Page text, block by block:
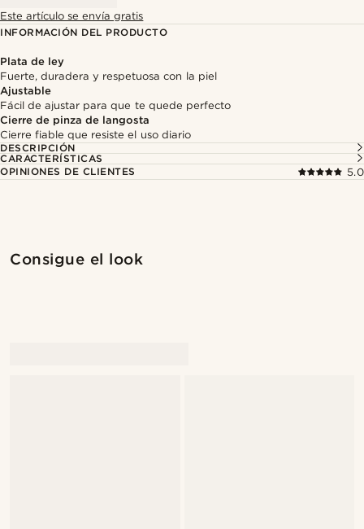
Este artículo se envía gratis
INFORMACIÓN DEL PRODUCTO
Plata de ley
Fuerte, duradera y respetuosa con la piel
Ajustable
Fácil de ajustar para que te quede perfecto
Cierre de pinza de langosta
Cierre fiable que resiste el uso diario
DESCRIPCIÓN
CARACTERÍSTICAS
OPINIONES DE CLIENTES
5.0
Consigue el look